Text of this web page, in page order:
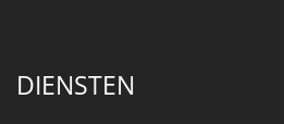
DIENSTEN